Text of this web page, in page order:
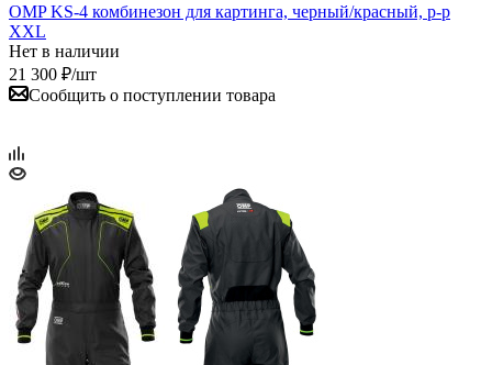
OMP KS-4 комбинезон для картинга, черный/красный, р-р
XXL
Нет в наличии
21 300 ₽/шт
Сообщить о поступлении товара